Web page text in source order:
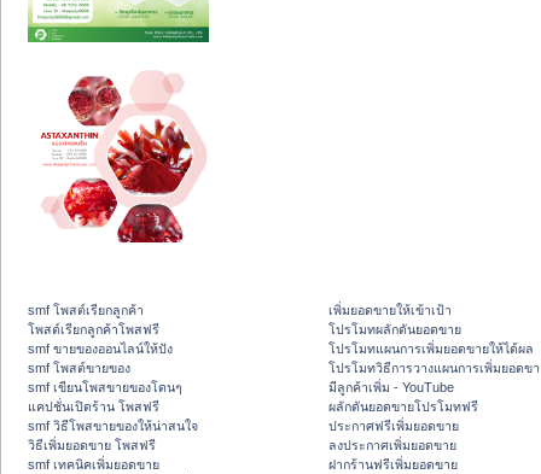
smf โพสต์เรียกลูกค้า
โพสต์เรียกลูกค้าโพสฟรี
smf ขายของออนไลน์ให้ปัง
smf โพสต์ขายของ
smf เขียนโพสขายของโดนๆ
แคปชั่นเปิดร้าน โพสฟรี
smf วิธีโพสขายของให้น่าสนใจ
วิธีเพิ่มยอดขาย โพสฟรี
smf เทคนิคเพิ่มยอดขาย
เพิ่มยอดขายให้เข้าเป้า
โปรโมทผลักดันยอดขาย
โปรโมทแผนการเพิ่มยอดขายให้ได้ผล
โปรโมทวิธีการวางแผนการเพิ่มยอดข
มีลูกค้าเพิ่ม - YouTube
ผลักดันยอดขายโปรโมทฟรี
ประกาศฟรีเพิ่มยอดขาย
ลงประกาศเพิ่มยอดขาย
ฝากร้านฟรีเพิ่มยอดขาย